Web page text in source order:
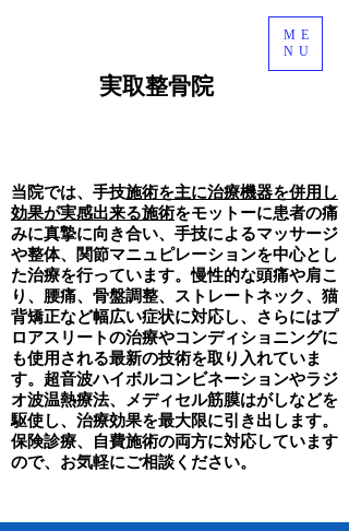
​実取整骨院
ME
NU
当院では、手技施術を主に治療機器を併用し
効果が実感出来る施術をモットーに患者の痛
みに真摯に向き合い、手技によるマッサージ
や整体、関節マニュピレーションを中心とし
た治療を行っています。慢性的な頭痛や肩こ
り、腰痛、骨盤調整、ストレートネック、猫
背矯正など幅広い症状に対応し、さらにはプ
ロアスリートの治療やコンディショニングに
も使用される最新の技術を取り入れていま
す。超音波ハイボルコンビネーションやラジ
オ波温熱療法、メディセル筋膜はがしなどを
駆使し、治療効果を最大限に引き出します。
保険診療、自費施術の両方に対応しています
ので、お気軽にご相談ください。